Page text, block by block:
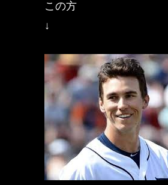
この方
↓